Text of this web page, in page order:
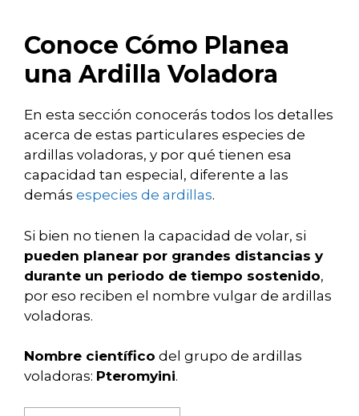
Conoce Cómo Planea
una Ardilla Voladora
En esta sección conocerás todos los detalles
acerca de estas particulares especies de
ardillas voladoras, y por qué tienen esa
capacidad tan especial, diferente a las
demás especies de ardillas.
Si bien no tienen la capacidad de volar, si
pueden planear por grandes distancias y
durante un periodo de tiempo sostenido,
por eso reciben el nombre vulgar de ardillas
voladoras.
Nombre científico del grupo de ardillas
voladoras: Pteromyini.